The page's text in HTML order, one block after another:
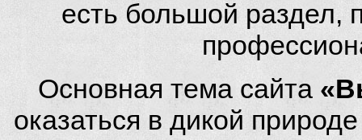
есть большой
Основная тема сайта
оказаться в дикой